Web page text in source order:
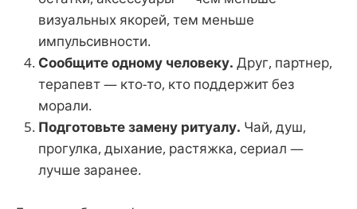
визуальных якорей, тем меньше
импульсивности.
Сообщите одному человеку. Друг, партнер,
терапевт — кто-то, кто поддержит без
морали.
Подготовьте замену ритуалу. Чай, душ,
прогулка, дыхание, растяжка, сериал —
лучше заранее.